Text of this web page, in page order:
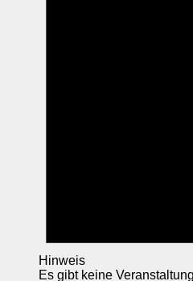
Hinweis
Es gibt keine